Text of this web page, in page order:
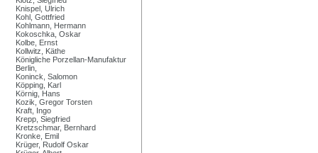
Knispel, Ulrich
Kohl, Gottfried
Kohlmann, Hermann
Kokoschka, Oskar
Kolbe, Ernst
Kollwitz, Käthe
Königliche Porzellan-Manufaktur
Berlin,
Koninck, Salomon
Köpping, Karl
Körnig, Hans
Kozik, Gregor Torsten
Kraft, Ingo
Krepp, Siegfried
Kretzschmar, Bernhard
Kronke, Emil
Krüger, Rudolf Oskar